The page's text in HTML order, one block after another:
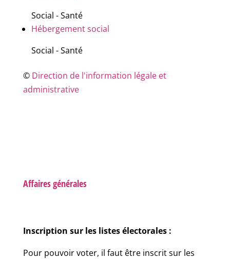
Social - Santé
Hébergement social
Social - Santé
© Direction de l'information légale et
administrative
Affaires générales
Inscription sur les listes électorales :
Pour pouvoir voter, il faut être inscrit sur les